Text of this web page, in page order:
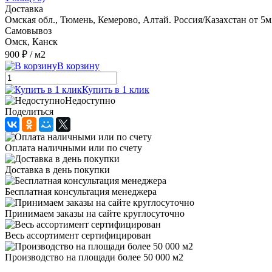
Доставка
Омская обл., Тюмень, Кемерово, Алтай. Россия/Казахстан от
Самовывоз
Омск, Канск
900 ₽ / м2
В корзину
Купить в 1 клик
Недоступно
Поделиться
Оплата наличными или по счету
Доставка в день покупки
Бесплатная консультация менеджера
Принимаем заказы на сайте круглосуточно
Весь ассортимент сертифицирован
Производство на площади более 50 000 м2